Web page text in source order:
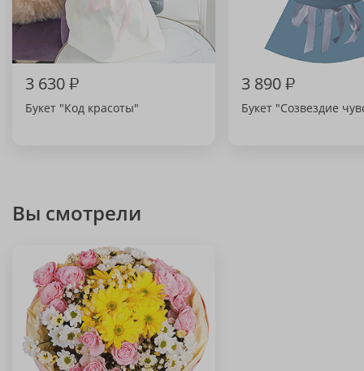
3 630₽
Букет "Код красоты"
3 890₽
Букет "Созвездие
Вы смотрели